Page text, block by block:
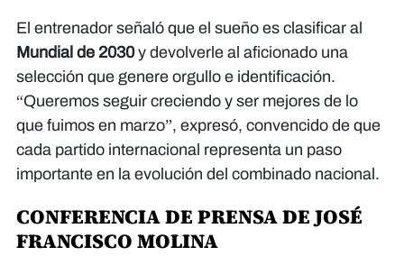
El entrenador señaló que el sueño es clasificar al
Mundial de 2030y devolverle al aficionado una
selección que genere orgullo e identificación.
“Queremos seguir creciendo y ser mejores de lo
que fuimos en marzo”, expresó, convencido de que
cada partido internacional representa un paso
importante en la evolución del combinado nacional.
CONFERENCIA DE PRENSA DE JOSÉ
FRANCISCO MOLINA